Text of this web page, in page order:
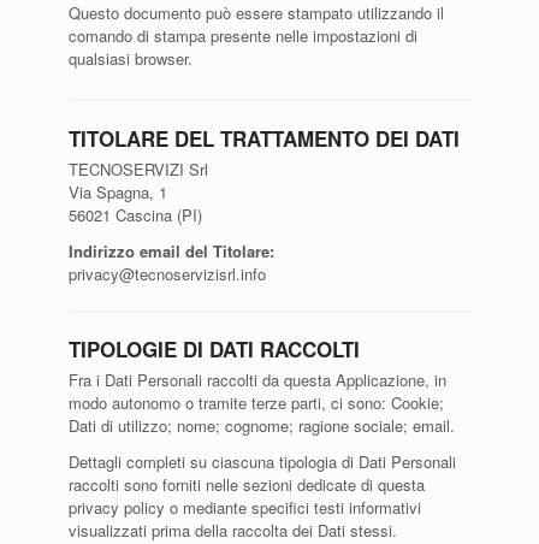
Questo documento può essere stampato utilizzando il
comando di stampa presente nelle impostazioni di
qualsiasi browser.
TITOLARE DEL TRATTAMENTO DEI DATI
TECNOSERVIZI Srl
Via Spagna, 1
56021 Cascina (PI)
Indirizzo email del Titolare:
privacy@tecnoservizisrl.info
TIPOLOGIE DI DATI RACCOLTI
Fra i Dati Personali raccolti da questa Applicazione, in
modo autonomo o tramite terze parti, ci sono: Cookie;
Dati di utilizzo; nome; cognome; ragione sociale; email.
Dettagli completi su ciascuna tipologia di Dati Personali
raccolti sono forniti nelle sezioni dedicate di questa
privacy policy o mediante specifici testi informativi
visualizzati prima della raccolta dei Dati stessi.